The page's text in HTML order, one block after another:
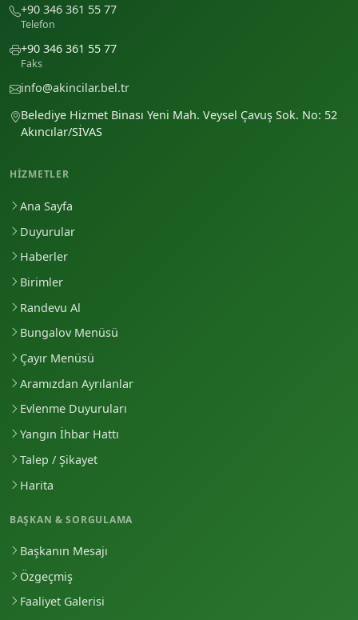
+90 346 361 55 77
Telefon
+90 346 361 55 77
Faks
info@akincilar.bel.tr
Belediye Hizmet Binası Yeni Mah. Veysel Çavuş Sok. No: 52
Akıncılar/SİVAS
HIZMETLER
Ana Sayfa
Duyurular
Haberler
Birimler
Randevu Al
Bungalov Menüsü
Çayır Menüsü
Aramızdan Ayrılanlar
Evlenme Duyuruları
Yangın İhbar Hattı
Talep / Şikayet
Harita
BAŞKAN & SORGULAMA
Başkanın Mesajı
Özgeçmiş
Faaliyet Galerisi